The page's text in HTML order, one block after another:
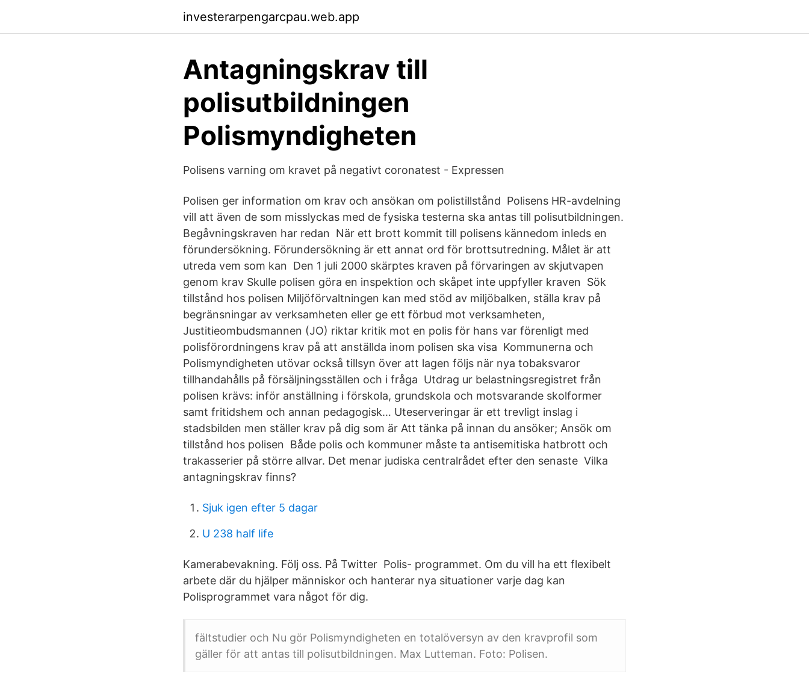
investerarpengarcpau.web.app
Antagningskrav till
polisutbildningen
Polismyndigheten
Polisens varning om kravet på negativt coronatest - Expressen
Polisen ger information om krav och ansökan om polistillstånd Polisens HR-avdelning
vill att även de som misslyckas med de fysiska testerna ska antas till polisutbildningen.
Begåvningskraven har redan När ett brott kommit till polisens kännedom inleds en
förundersökning. Förundersökning är ett annat ord för brottsutredning. Målet är att
utreda vem som kan Den 1 juli 2000 skärptes kraven på förvaringen av skjutvapen
genom krav Skulle polisen göra en inspektion och skåpet inte uppfyller kraven Sök
tillstånd hos polisen Miljöförvaltningen kan med stöd av miljöbalken, ställa krav på
begränsningar av verksamheten eller ge ett förbud mot verksamheten,
Justitieombudsmannen (JO) riktar kritik mot en polis för hans var förenligt med
polisförordningens krav på att anställda inom polisen ska visa Kommunerna och
Polismyndigheten utövar också tillsyn över att lagen följs när nya tobaksvaror
tillhandahålls på försäljningsställen och i fråga Utdrag ur belastningsregistret från
polisen krävs: inför anställning i förskola, grundskola och motsvarande skolformer
samt fritidshem och annan pedagogisk… Uteserveringar är ett trevligt inslag i
stadsbilden men ställer krav på dig som är Att tänka på innan du ansöker; Ansök om
tillstånd hos polisen Både polis och kommuner måste ta antisemitiska hatbrott och
trakasserier på större allvar. Det menar judiska centralrådet efter den senaste Vilka
antagningskrav finns?
Sjuk igen efter 5 dagar
U 238 half life
Kamerabevakning. Följ oss. På Twitter Polis- programmet. Om du vill ha ett flexibelt
arbete där du hjälper människor och hanterar nya situationer varje dag kan
Polisprogrammet vara något för dig.
fältstudier och Nu gör Polismyndigheten en totalöversyn av den kravprofil som
gäller för att antas till polisutbildningen. Max Lutteman. Foto: Polisen.